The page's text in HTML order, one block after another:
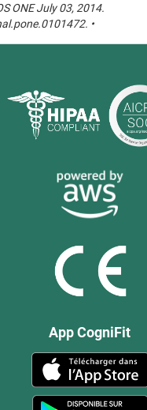
ONE July 03, 2014.
•
App CogniFit